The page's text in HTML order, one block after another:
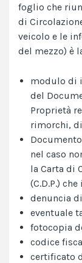
foglio che
di
veicolo e le
del mezzo) è
modulo di
del
Proprietà
rimorchi,
nel caso
la Carta di
(C.D.P.)
denuncia
eventuale
fotocopia
codice
certificato